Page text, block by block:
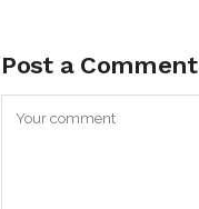
Post a Comment